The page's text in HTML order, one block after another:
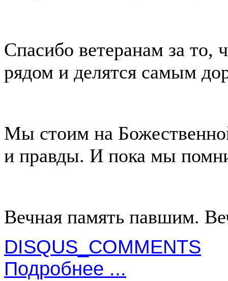
Спасибо ветеранам за то,
рядом и делятся самым
Мы стоим на
и правды. И пока мы
Вечная память павшим.
DISQUS_COMMENTS
Подробнее ...